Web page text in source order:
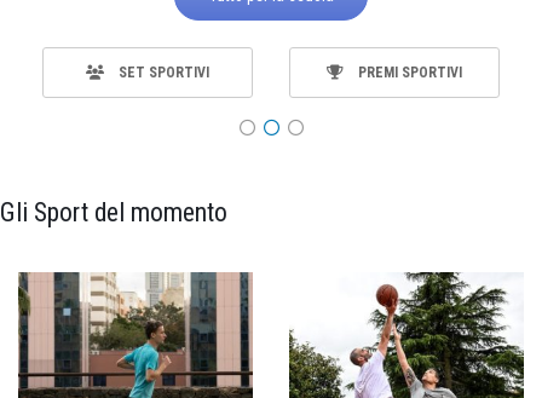
SET SPORTIVI PREMI SPORTIVI
Gli Sport del momento